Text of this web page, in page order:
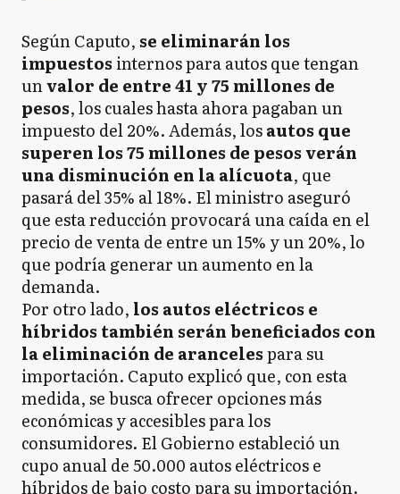
Según Caputo, se eliminarán los
impuestos internos para autos que tengan
unvalor de entre 41 y 75 millones de
pesos, los cuales hasta ahora pagaban un
impuesto del 20%. Además, losautos que
superen los 75 millones de pesos verán
una disminución en la alícuota, que
pasará del 35% al 18%. El ministro aseguró
que esta reducción provocará una caída en el
precio de venta de entre un 15% y un 20%, lo
que podría generar un aumento en la
demanda.
Por otro lado, los autos eléctricos e
híbridos también serán beneficiados con
la eliminación de arancelespara su
importación. Caputo explicó que, con esta
medida, se busca ofrecer opciones más
económicas y accesibles para los
consumidores. El Gobierno estableció un
cupo anual de 50.000 autos eléctricos e
híbridos de bajo costo para su importación.